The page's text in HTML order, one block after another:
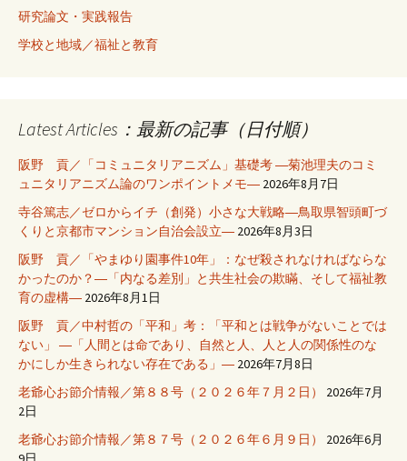
研究論文・実践報告
学校と地域／福祉と教育
Latest Articles：最新の記事（日付順）
阪野 貢／「コミュニタリアニズム」基礎考 ―菊池理夫のコミ
ュニタリアニズム論のワンポイントメモ― 2026年8月7日
寺谷篤志／ゼロからイチ（創発）小さな大戦略―鳥取県智頭町づ
くりと京都市マンション自治会設立― 2026年8月3日
阪野 貢／「やまゆり園事件10年」：なぜ殺されなければならな
かったのか？―「内なる差別」と共生社会の欺瞞、そして福祉教
育の虚構― 2026年8月1日
阪野 貢／中村哲の「平和」考：「平和とは戦争がないことでは
ない」 ―「人間とは命であり、自然と人、人と人の関係性のな
かにしか生きられない存在である」― 2026年7月8日
老爺心お節介情報／第８８号（２０２６年７月２日）
2026年7月
2日
老爺心お節介情報／第８７号（２０２６年６月９日）
2026年6月